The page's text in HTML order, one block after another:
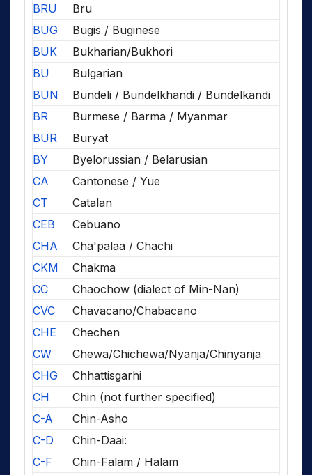
BRU
Bru
BUG
Bugis / Buginese
BUK
Bukharian/Bukhori
BU
Bulgarian
BUN
Bundeli / Bundelkhandi / Bundelkandi
BR
Burmese / Barma / Myanmar
BUR
Buryat
BY
Byelorussian / Belarusian
CA
Cantonese / Yue
CT
Catalan
CEB
Cebuano
CHA
Cha'palaa / Chachi
CKM
Chakma
CC
Chaochow (dialect of Min-Nan)
CVC
Chavacano/Chabacano
CHE
Chechen
CW
Chewa/Chichewa/Nyanja/Chinyanja
CHG
Chhattisgarhi
CH
Chin (not further specified)
C-A
Chin-Asho
C-D
Chin-Daai:
C-F
Chin-Falam / Halam